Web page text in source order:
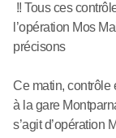
!! Tous ces
l’opération Mos
précisons
Ce matin, contrôle
à la gare
s’agit d’opération